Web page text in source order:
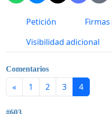
Petición Firmas
Visibilidad adicional
Comentarios
« 1 2 3 4
#603